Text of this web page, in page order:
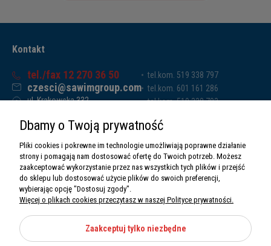
Kontakt
tel./fax 12 270 36 50
czesci@sawimgroup.com
ul. Krakowska 332,
Sawim Group Mariusz Zdyb sp. k.
NIP: 5130284470
REGON: 5246591010
tel.kom. 519 338 797
tel.kom. 601 161 286
tel.kom. 519 338 793
O nas
Informacje
Dbamy o Twoją prywatność
Pliki cookies i pokrewne im technologie umożliwiają poprawne działanie
strony i pomagają nam dostosować ofertę do Twoich potrzeb. Możesz
zaakceptować wykorzystanie przez nas wszystkich tych plików i przejść
do sklepu lub dostosować użycie plików do swoich preferencji,
wybierając opcję "Dostosuj zgody".
Więcej o plikach cookies przeczytasz w naszej Polityce prywatności.
Zaakceptuj tylko niezbędne